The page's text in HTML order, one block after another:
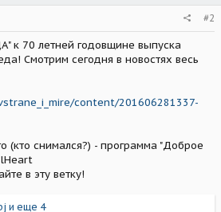
#2
к 70 летней годовщине выпуска
Смотрим сегодня в новостях весь
content/201606281337-
снимался?) - программа "Доброе
в эту ветку!
и еще 4